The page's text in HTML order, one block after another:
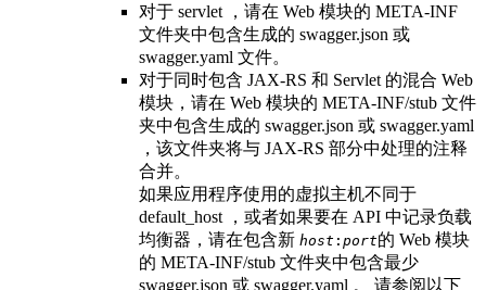
对于 servlet ，请在 Web 模块的 META-INF
文件夹中包含生成的 swagger.json 或
swagger.yaml 文件。
对于同时包含 JAX-RS 和 Servlet 的混合 Web
模块，请在 Web 模块的 META-INF/stub 文件
夹中包含生成的 swagger.json 或 swagger.yaml
，该文件夹将与 JAX-RS 部分中处理的注释
合并。
如果应用程序使用的虚拟主机不同于
default_host ，或者如果要在 API 中记录负载
均衡器，请在包含新 host : port的 Web 模块
的 META-INF/stub 文件夹中包含最少
swagger.json 或 swagger.yaml 。 请参阅以下